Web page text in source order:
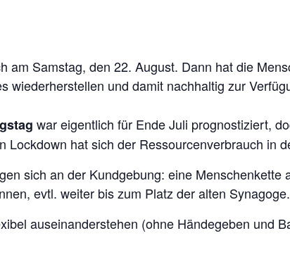
am Samstag, den 22. August. Dann hat die
wiederherstellen und damit nachhaltig zur
war eigentlich für Ende Juli prognostiziert,
Lockdown hat sich der Ressourcenverbrauch in
sich an der Kundgebung: eine Menschenkette
evtl. weiter bis zum Platz der alten Synagoge.
auseinanderstehen (ohne Händegeben und